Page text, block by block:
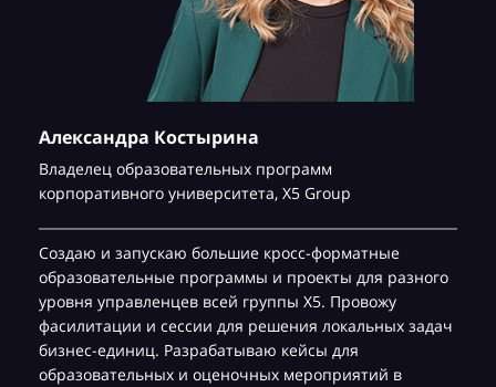
Александра Костырина
Владелец образовательных программ
корпоративного университета, Х5 Group
Создаю и запускаю большие кросс-форматные
образовательные программы и проекты для разного
уровня управленцев всей группы Х5. Провожу
фасилитации и сессии для решения локальных задач
бизнес-единиц. Разрабатываю кейсы для
образовательных и оценочных мероприятий в